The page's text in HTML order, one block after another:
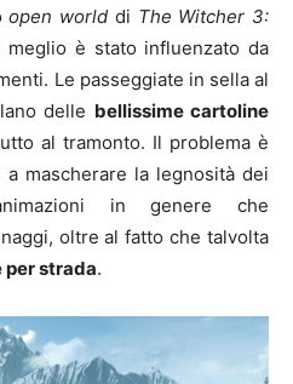
open world di The Witcher 3:
è stato influenzato da
Le passeggiate in sella al
delle bellissime cartoline
al tramonto. Il problema è
mascherare la legnosità dei
in genere che
oltre al fatto che talvolta
per strada.